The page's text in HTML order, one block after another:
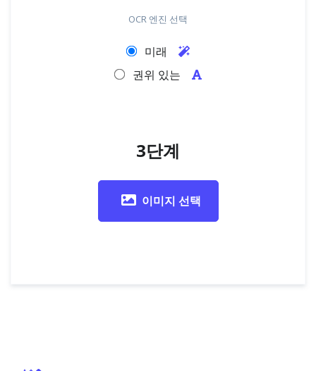
OCR 엔진 선택
미래
권위 있는
3단계
이미지 선택